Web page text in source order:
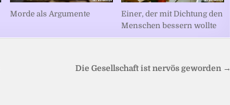
Morde als Argumente
Einer, der mit Dichtung den
Menschen bessern wollte
Die Gesellschaft ist nervös geworden →